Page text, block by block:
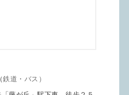
鉄道・バス）